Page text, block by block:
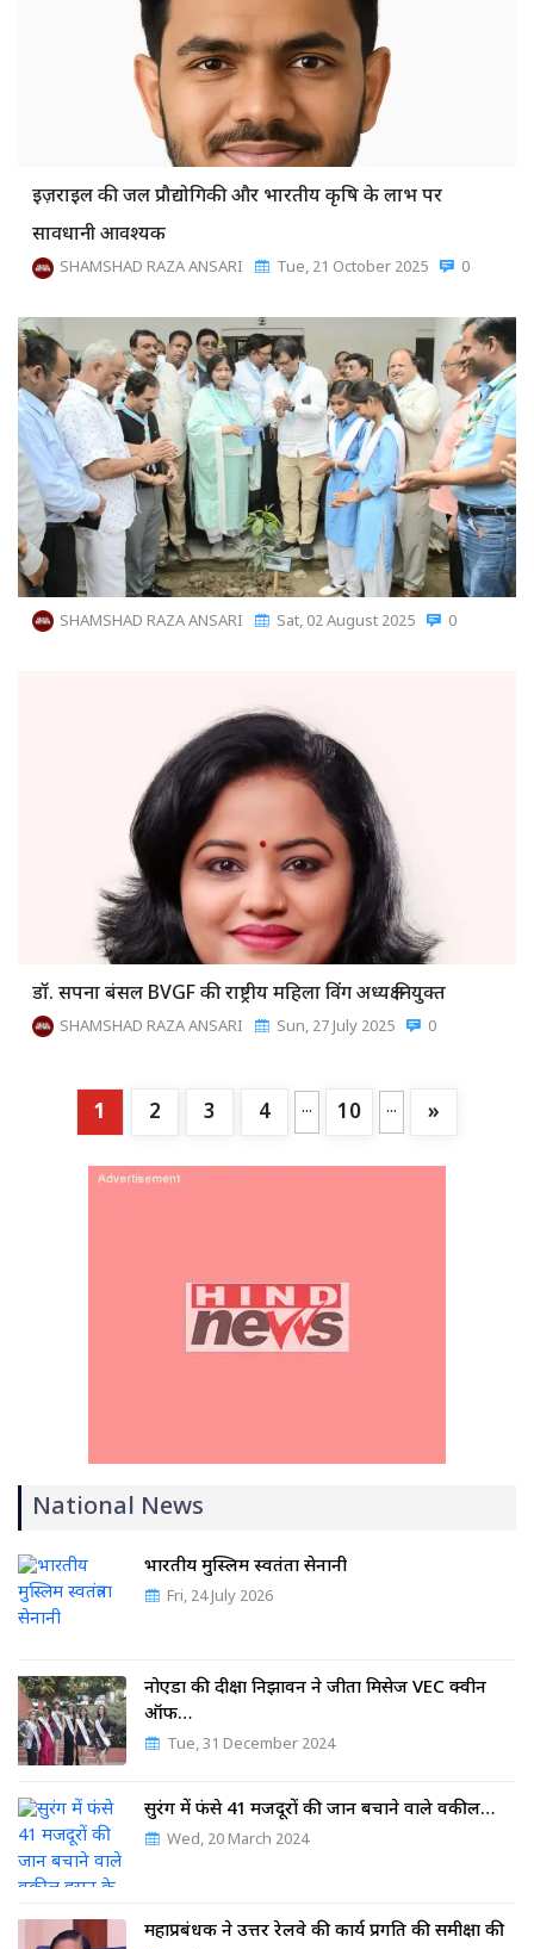
इज़राइल की जल प्रौद्योगिकी और भारतीय कृषि के लाभ पर
सावधानी आवश्यक
SHAMSHAD RAZA ANSARI Tue, 21 October 2025 0
SHAMSHAD RAZA ANSARI Sat, 02 August 2025 0
डॉ. सपना बंसल BVGF की राष्ट्रीय महिला विंग अध्यक्ष नियुक्त
SHAMSHAD RAZA ANSARI Sun, 27 July 2025 0
1 2 3 4 ... 10 ... »
National News
भारतीय मुस्लिम स्वतंत्रता सेनानी
Fri, 24 July 2026
नोएडा की दीक्षा निझावन ने जीता मिसेज VEC क्वीन
ऑफ…
Tue, 31 December 2024
सुरंग में फंसे 41 मजदूरों की जान बचाने वाले वकील…
Wed, 20 March 2024
महाप्रबंधक ने उत्तर रेलवे की कार्य प्रगति की समीक्षा की